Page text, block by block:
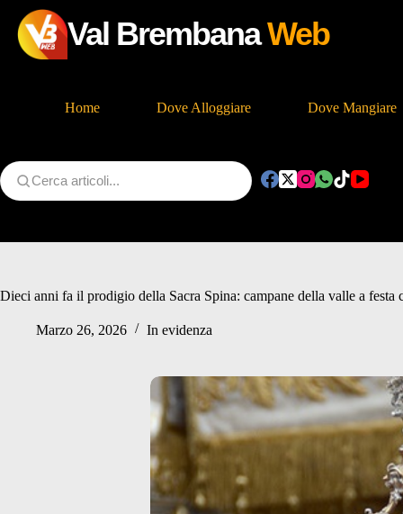
Val BrembanaWeb
Home Dove Alloggiare Dove Mangiare
Dieci anni fa il prodigio della Sacra Spina: campane della valle a festa
Marzo 26, 2026 In evidenza